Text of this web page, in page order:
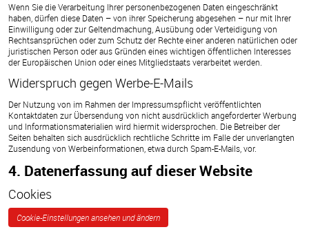
Wenn Sie die Verarbeitung Ihrer personenbezogenen Daten eingeschränkt
haben, dürfen diese Daten – von ihrer Speicherung abgesehen – nur mit Ihrer
Einwilligung oder zur Geltendmachung, Ausübung oder Verteidigung von
Rechtsansprüchen oder zum Schutz der Rechte einer anderen natürlichen oder
juristischen Person oder aus Gründen eines wichtigen öffentlichen Interesses
der Europäischen Union oder eines Mitgliedstaats verarbeitet werden.
Widerspruch gegen Werbe-E-Mails
Der Nutzung von im Rahmen der Impressumspflicht veröffentlichten
Kontaktdaten zur Übersendung von nicht ausdrücklich angeforderter Werbung
und Informationsmaterialien wird hiermit widersprochen. Die Betreiber der
Seiten behalten sich ausdrücklich rechtliche Schritte im Falle der unverlangten
Zusendung von Werbeinformationen, etwa durch Spam-E-Mails, vor.
4. Datenerfassung auf dieser Website
Cookies
Cookie-Einstellungen ansehen und ändern